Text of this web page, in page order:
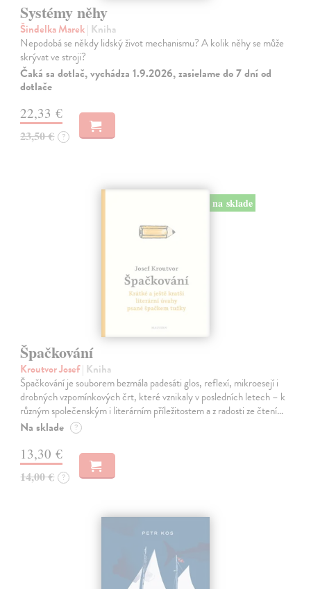
Systémy něhy
Šindelka Marek| Kniha
Nepodobá se někdy lidský život mechanismu? A kolik něhy se může
skrývat ve stroji?
Čaká sa dotlač, vychádza 1.9.2026, zasielame do 7 dní od
dotlače
22,33 €
23,50 € ?
na sklade
Špačkování
Kroutvor Josef| Kniha
Špačkování je souborem bezmála padesáti glos, reflexí, mikroesejí i
drobných vzpomínkových črt, které vznikaly v posledních letech – k
různým společenským i literárním příležitostem a z radosti ze čtení…
Na sklade ?
13,30 €
14,00 € ?